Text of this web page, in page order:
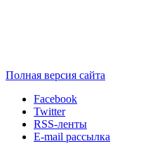
Полная версия сайта
Facebook
Twitter
RSS-ленты
E-mail рассылка